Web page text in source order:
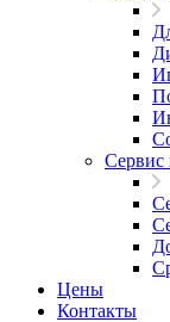
Цены
Контакты